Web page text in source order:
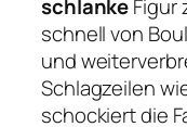
schlankeFigur
schnell von
und
Schlagzeilen
schockiert die